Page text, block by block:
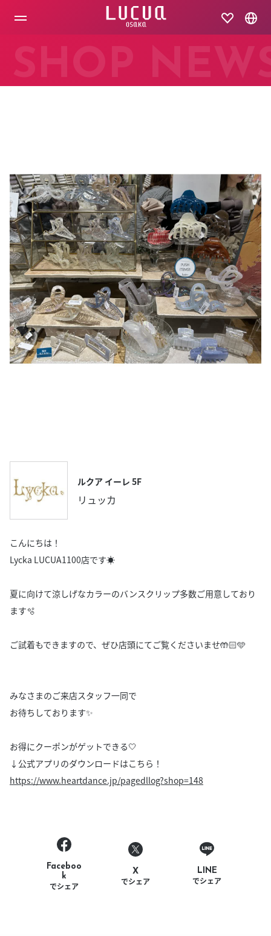
キ SHOP
ルクア イーレ 5F
リュッカ
こんにちは！
Lycka LUCUA1100店です‎☀️
夏に向けて涼しげなカラーのバンスクリップ多数ご用意しており
ます🫧
ご試着もできますので、ぜひ店頭にてご覧くださいませ🤲🏻🩵
みなさまのご来店スタッフ一同で
お待ちしております✨
お得にクーポンがゲットできる🤍
↓公式アプリのダウンロードはこちら！
https://www.heartdance.jp/pagedllog?shop=148
Faceboo
k
でシェア
X
でシェア
LINE
でシェア